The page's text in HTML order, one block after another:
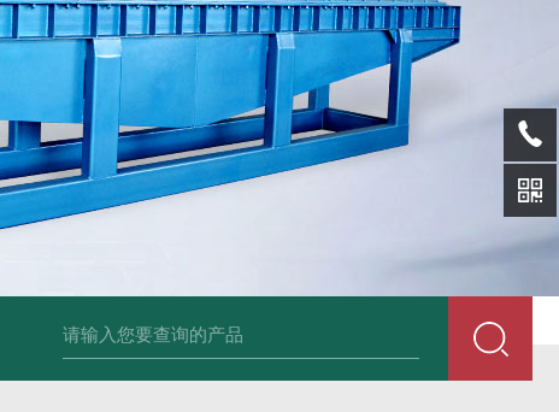
sl-d镀铝膜分离清洗机 SL-wl转鼓式纸浆浓缩机 SL-l离型纸碎浆机